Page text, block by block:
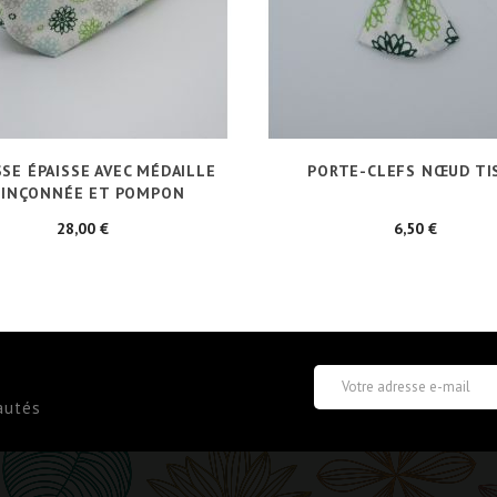
ÉPAISSE AVEC MÉDAILLE
ET POMPON
28,00 €Prix
PORTE-CLEFS NŒUD
6,50 €Prix